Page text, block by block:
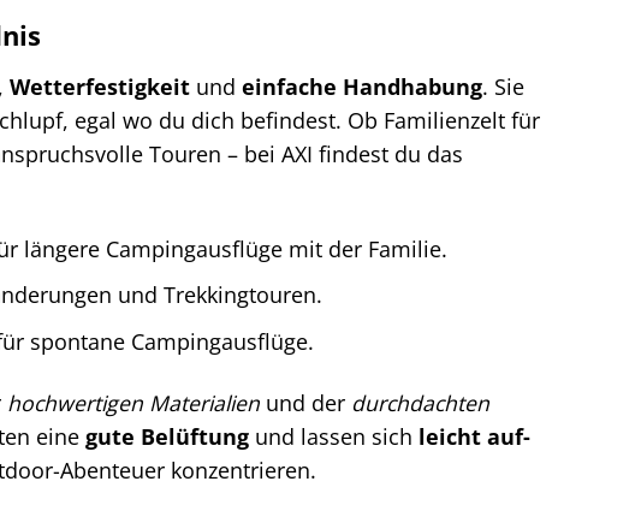
, Wetterfestigkeit und einfache Handhabung. Sie
egal wo du dich befindest. Ob Familienzelt für
Touren – bei AXI findest du das
längere Campingausflüge mit der Familie.
und Trekkingtouren.
spontane Campingausflüge.
hochwertigen Materialien und der durchdachten
eine gute Belüftung und lassen sich leicht auf-
Abenteuer konzentrieren.